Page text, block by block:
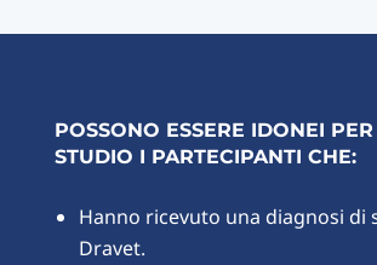
POSSONO ESSERE IDONEI
STUDIO I PARTECIPANTI CHE:
Hanno ricevuto una diagnosi di
Dravet.